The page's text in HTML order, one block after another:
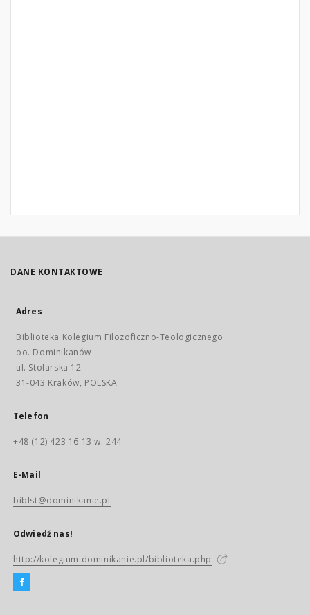
DANE KONTAKTOWE
Adres
Biblioteka Kolegium Filozoficzno-Teologicznego
oo. Dominikanów
ul. Stolarska 12
31-043 Kraków, POLSKA
Telefon
+48 (12) 423 16 13 w. 244
E-Mail
biblst@dominikanie.pl
Odwiedź nas!
http://kolegium.dominikanie.pl/biblioteka.php